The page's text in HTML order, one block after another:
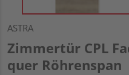
ASTRA
Zimmertür CPL
quer Röhrenspan